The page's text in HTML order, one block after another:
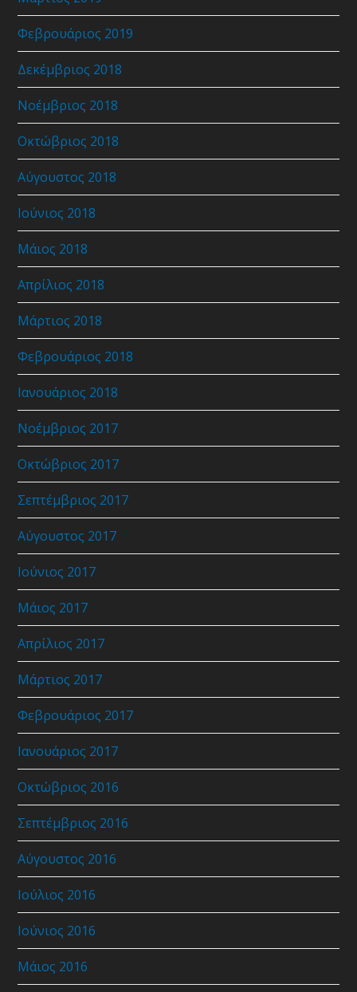
Φεβρουάριος 2019
Δεκέμβριος 2018
Νοέμβριος 2018
Οκτώβριος 2018
Αύγουστος 2018
Ιούνιος 2018
Μάιος 2018
Απρίλιος 2018
Μάρτιος 2018
Φεβρουάριος 2018
Ιανουάριος 2018
Νοέμβριος 2017
Οκτώβριος 2017
Σεπτέμβριος 2017
Αύγουστος 2017
Ιούνιος 2017
Μάιος 2017
Απρίλιος 2017
Μάρτιος 2017
Φεβρουάριος 2017
Ιανουάριος 2017
Οκτώβριος 2016
Σεπτέμβριος 2016
Αύγουστος 2016
Ιούλιος 2016
Ιούνιος 2016
Μάιος 2016